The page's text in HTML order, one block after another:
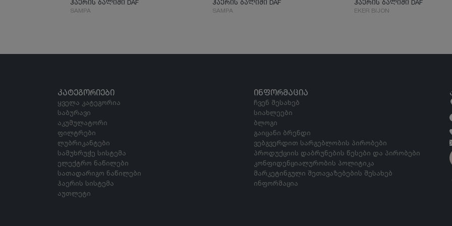
ჰაერის ბალიში DAF
SAMPA
ჰაერის ბალიში DAF
SAMPA
ჰაერის ბალიში DAF
EKER BIJON
ᲙᲐᲢᲔᲒᲝᲠᲘᲔᲑᲘ
ყველა კატეგორია
საბურავი
აკუმულატორი
ფილტრები
ლუბრიკანტები
სამუხრუჭე სისტემა
ელექტრო ნაწილები
სათადარიგო ნაწილები
ჰაერის სისტემა
აუთლეტი
ᲘᲜᲤᲝᲠᲛᲐᲪᲘᲐ
ჩვენ შესახებ
სიახლეები
ბლოგი
გაიცანი ბრენდი
ვებგვერდით სარგებლობის პირობები
პროდუქციის დაბრუნების წესები და პირობები
კონფიდენციალურობის პოლიტიკა
მარკეტინგული შეთავაზებების შესახებ
ინფორმაცია